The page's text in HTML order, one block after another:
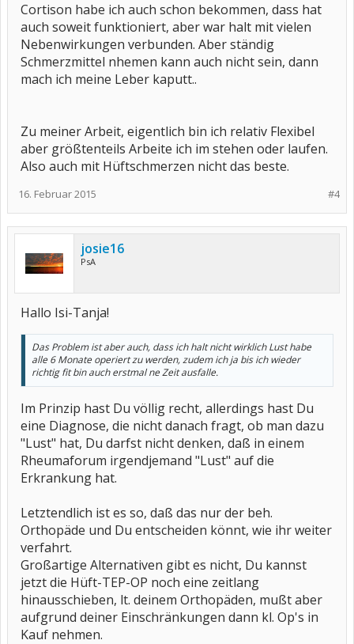
Cortison habe ich auch schon bekommen, dass hat
auch soweit funktioniert, aber war halt mit vielen
Nebenwirkungen verbunden. Aber ständig
Schmerzmittel nhemen kann auch nicht sein, dann
mach ich meine Leber kaputt..
Zu meiner Arbeit, eigentlich bin ich relativ Flexibel
aber größtenteils Arbeite ich im stehen oder laufen.
Also auch mit Hüftschmerzen nicht das beste.
#4
16. Februar 2015
josie16
PsA
Hallo Isi-Tanja!
Das Problem ist aber auch, dass ich halt nicht wirklich Lust habe
alle 6 Monate operiert zu werden, zudem ich ja bis ich wieder
richtig fit bin auch erstmal ne Zeit ausfalle.
Im Prinzip hast Du völlig recht, allerdings hast Du
eine Diagnose, die nicht danach fragt, ob man dazu
"Lust" hat, Du darfst nicht denken, daß in einem
Rheumaforum irgendjemand "Lust" auf die
Erkrankung hat.
Letztendlich ist es so, daß das nur der beh.
Orthopäde und Du entscheiden könnt, wie ihr weiter
verfahrt.
Großartige Alternativen gibt es nicht, Du kannst
jetzt die Hüft-TEP-OP noch eine zeitlang
hinausschieben, lt. deinem Orthopäden, mußt aber
aufgrund deiner Einschränkungen dann kl. Op's in
Kauf nehmen.